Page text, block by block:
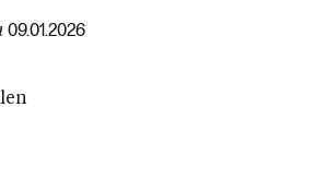
09.01.2026